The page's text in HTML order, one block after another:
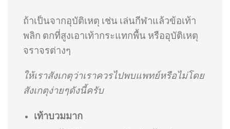
ถ้าเป็นจากอุบัติเหตุ เช่น เล่นกีฬาแล้วข้อเท้า
พลิก ตกที่สูงเอาเท้ากระแทกพื้น หรืออุบัติเหตุ
จราจรต่างๆ
ให้เราสังเกตุว่าเราควรไปพบแพทย์หรือไม่โดย
สังเกตุง่ายๆดังนี้ครับ
เท้าบวมมาก